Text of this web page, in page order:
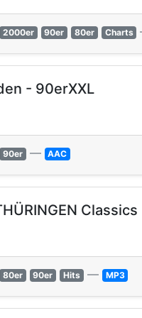
2000er 90er 80er Charts
- 90erXXL
90er — AAC
Classics
80er 90er Hits — MP3